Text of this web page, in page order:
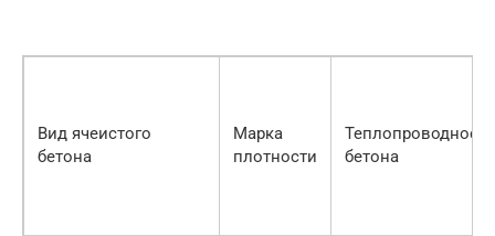
Вид ячеистого
бетона
Марка
плотности
Теплопроводность
бетона